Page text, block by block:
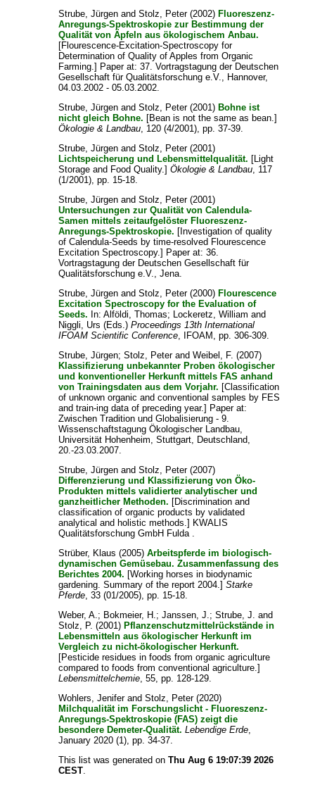
Strube, Jürgen andStolz, Peter(2002) Fluoreszenz-
Anregungs-Spektroskopie zur Bestimmung der
Qualität von Äpfeln aus ökologischem Anbau.
[Flourescence-Excitation-Spectroscopy for
Determination of Quality of Apples from Organic
Farming.] Paper at: 37. Vortragstagung der Deutschen
Gesellschaft für Qualitätsforschung e.V., Hannover,
04.03.2002 - 05.03.2002.
Strube, Jürgen andStolz, Peter(2001) Bohne ist
nicht gleich Bohne. [Bean is not the same as bean.]
Ökologie & Landbau, 120 (4/2001), pp. 37-39.
Strube, Jürgen andStolz, Peter(2001)
Lichtspeicherung und Lebensmittelqualität. [Light
Storage and Food Quality.]Ökologie & Landbau, 117
(1/2001), pp. 15-18.
Strube, Jürgen andStolz, Peter(2001)
Untersuchungen zur Qualität von Calendula-
Samen mittels zeitaufgelöster Fluoreszenz-
Anregungs-Spektroskopie. [Investigation of quality
of Calendula-Seeds by time-resolved Flourescence
Excitation Spectroscopy.] Paper at: 36.
Vortragstagung der Deutschen Gesellschaft für
Qualitätsforschung e.V., Jena.
Strube, Jürgen andStolz, Peter(2000) Flourescence
Excitation Spectroscopy for the Evaluation of
Seeds. In:Alföldi, Thomas; Lockeretz, William and
Niggli, Urs (Eds.)Proceedings 13th International
IFOAM Scientific Conference, IFOAM, pp. 306-309.
Strube, Jürgen;Stolz, PeterandWeibel, F. (2007)
Klassifizierung unbekannter Proben ökologischer
und konventioneller Herkunft mittels FAS anhand
von Trainingsdaten aus dem Vorjahr. [Classification
of unknown organic and conventional samples by FES
and train-ing data of preceding year.] Paper at:
Zwischen Tradition und Globalisierung - 9.
Wissenschaftstagung Ökologischer Landbau,
Universität Hohenheim, Stuttgart, Deutschland,
20.-23.03.2007.
Strube, Jürgen andStolz, Peter(2007)
Differenzierung und Klassifizierung von Öko-
Produkten mittels validierter analytischer und
ganzheitlicher Methoden. [Discrimination and
classification of organic products by validated
analytical and holistic methods.] KWALIS
Qualitätsforschung GmbH Fulda .
Strüber, Klaus (2005)Arbeitspferde im biologisch-
dynamischen Gemüsebau. Zusammenfassung des
Berichtes 2004. [Working horses in biodynamic
gardening. Summary of the report 2004.]Starke
Pferde, 33 (01/2005), pp. 15-18.
Weber, A.; Bokmeier, H.;Janssen, J.;Strube, J. and
Stolz, P. (2001) Pflanzenschutzmittelrückstände in
Lebensmitteln aus ökologischer Herkunft im
Vergleich zu nicht-ökologischer Herkunft.
[Pesticide residues in foods from organic agriculture
compared to foods from conventional agriculture.]
Lebensmittelchemie, 55, pp. 128-129.
Wohlers, JeniferandStolz, Peter(2020)
Milchqualität im Forschungslicht - Fluoreszenz-
Anregungs-Spektroskopie (FAS) zeigt die
besondere Demeter-Qualität. Lebendige Erde,
January 2020 (1), pp. 34-37.
This list was generated onThu Aug 6 19:07:39 2026
CEST.